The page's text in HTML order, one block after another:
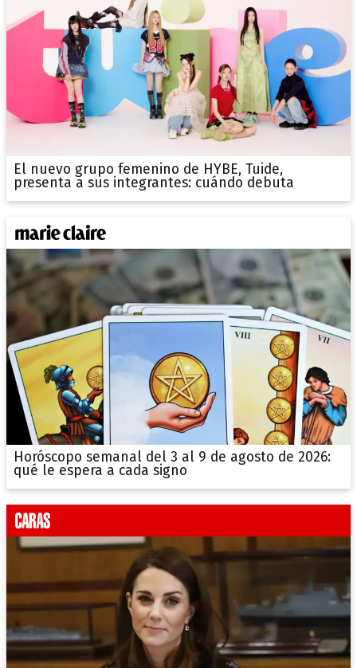
El nuevo grupo femenino de HYBE, Tuide,
presenta a sus integrantes: cuándo debuta
Horóscopo semanal del 3 al 9 de agosto de 2026:
qué le espera a cada signo